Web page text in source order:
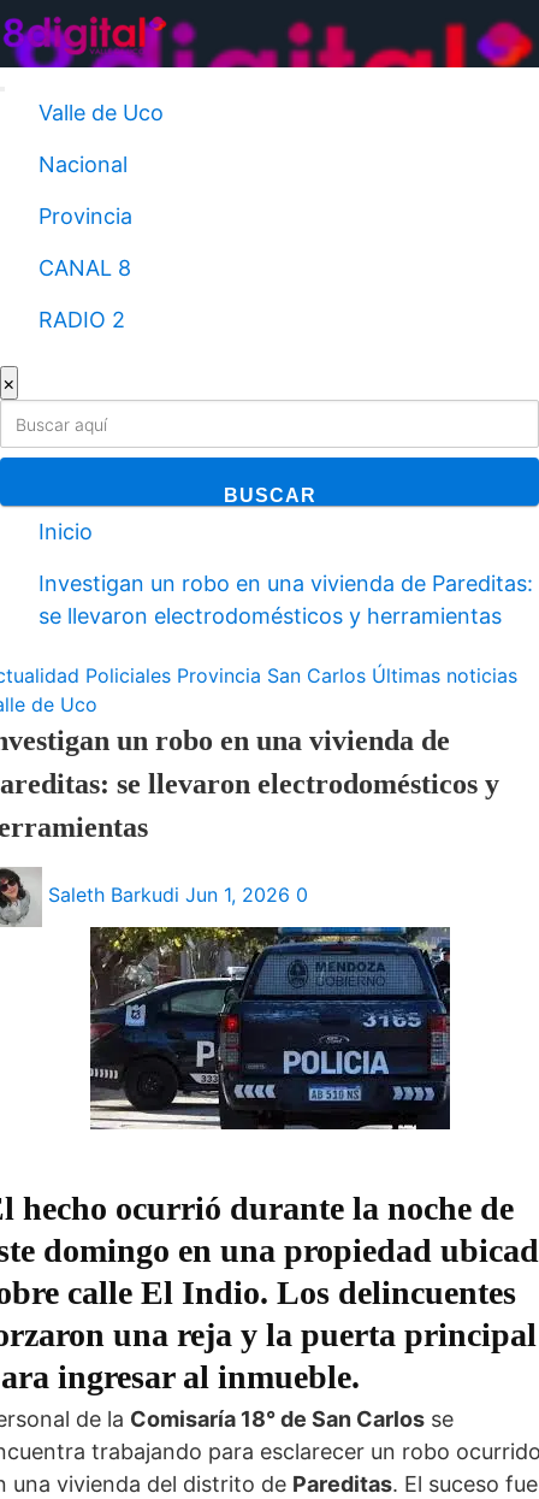
Saltar
al
contenido
Valle de Uco
Nacional
Provincia
CANAL 8
RADIO 2
×
BUSCAR
Inicio
Investigan un robo en una vivienda de Pareditas:
se llevaron electrodomésticos y herramientas
Policiales Provincia San Carlos Últimas noticias
de Uco
un robo en una vivienda de
se llevaron electrodomésticos y
Saleth Barkudi Jun 1, 2026 0
hecho ocurrió durante la noche de
domingo en una propiedad
calle El Indio. Los delincuentes
una reja y la puerta principal
ingresar al inmueble.
de la Comisaría 18° de San Carlos se
trabajando para esclarecer un robo
una vivienda del distrito de Pareditas. El suceso fue